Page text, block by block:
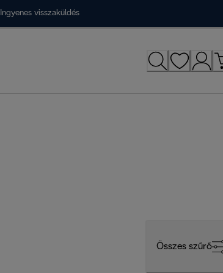
Ingyenes visszaküldés
Összes szűrő